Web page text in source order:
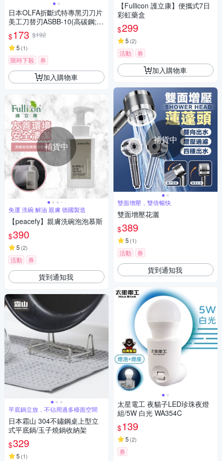
日本OLFA折斷式特專黑刃刀片
美工刀替刃ASBB-10(高碳鋼;超
銳利;10枚入)適A-1 A-3 A-5 SV
R-1 SVR-2 NA-1 XA-1 141BS
215BS Ltd-05
$173 $192
5 (1)
限時下殺 券
加入購物車
補貨中
免運 洗碗 解油 親膚 德國製造
【peacefy】親膚洗碗泡泡慕斯
$390
5 (2)
活動 券
貨到通知我
平底鍋立放，不佔用過多檯面空間
日本霜山 304不鏽鋼桌上型立
式平底鍋/玉子燒鍋收納架
$329
5 (1)
【Fullicon 護立康】便攜式7日
彩虹藥盒
$299
5 (2)
活動 券
加入購物車
補貨中
雙面增壓，雙倍暢快
雙面增壓花灑
$389
5 (1)
活動 券
貨到通知我
太星電工 夜貓子LED珍珠夜燈
組/5W 白光 WA354C
$139
5 (2)
券